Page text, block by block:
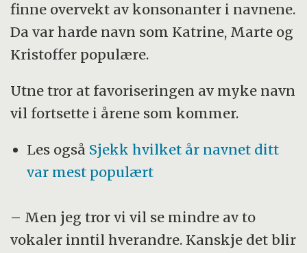
finne overvekt av konsonanter i navnene.
Da var harde navn som Katrine, Marte og
Kristoffer populære.
Utne tror at favoriseringen av myke navn
vil fortsette i årene som kommer.
Les også Sjekk hvilket år navnet ditt
var mest populært
– Men jeg tror vi vil se mindre av to
vokaler inntil hverandre. Kanskje det blir